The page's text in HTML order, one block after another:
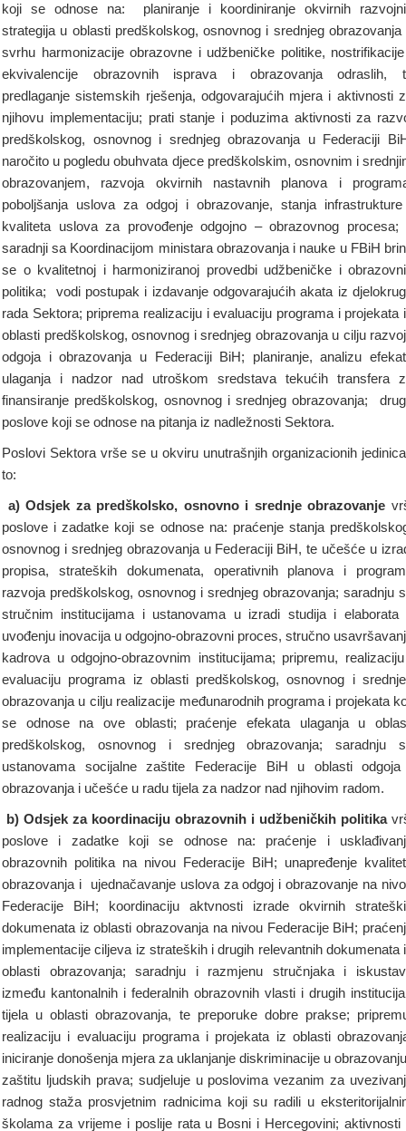
koji se odnose na: planiranje i koordiniranje okvirnih
strategija u oblasti predškolskog, osnovnog i srednjeg obrazovanja
svrhu harmonizacije obrazovne i udžbeničke politike,
ekvivalencije obrazovnih isprava i obrazovanja odraslih,
predlaganje sistemskih rješenja, odgovarajućih mjera i aktivnosti
njihovu implementaciju; prati stanje i poduzima aktivnosti za
predškolskog, osnovnog i srednjeg obrazovanja u Federaciji
naročito u pogledu obuhvata djece predškolskim, osnovnim i
obrazovanjem, razvoja okvirnih nastavnih planova i
poboljšanja uslova za odgoj i obrazovanje, stanja
kvaliteta uslova za provođenje odgojno – obrazovnog procesa;
saradnji sa Koordinacijom ministara obrazovanja i nauke u FBiH
se o kvalitetnoj i harmoniziranoj provedbi udžbeničke i
politika; vodi postupak i izdavanje odgovarajućih akata iz
rada Sektora; priprema realizaciju i evaluaciju programa i projekata
oblasti predškolskog, osnovnog i srednjeg obrazovanja u cilju
odgoja i obrazovanja u Federaciji BiH; planiranje, analizu
ulaganja i nadzor nad utroškom sredstava tekućih transfera
finansiranje predškolskog, osnovnog i srednjeg obrazovanja;
poslove koji se odnose na pitanja iz nadležnosti Sektora.
Poslovi Sektora vrše se u okviru unutrašnjih organizacionih
to:
a) Odsjek za predškolsko, osnovno i srednje obrazovanje
poslove i zadatke koji se odnose na: praćenje stanja
osnovnog i srednjeg obrazovanja u Federaciji BiH, te učešće u
propisa, strateških dokumenata, operativnih planova i
razvoja predškolskog, osnovnog i srednjeg obrazovanja; saradnju
stručnim institucijama i ustanovama u izradi studija i elaborata
uvođenju inovacija u odgojno-obrazovni proces, stručno
kadrova u odgojno-obrazovnim institucijama; pripremu,
evaluaciju programa iz oblasti predškolskog, osnovnog i
obrazovanja u cilju realizacije međunarodnih programa i projekata
se odnose na ove oblasti; praćenje efekata ulaganja u
predškolskog, osnovnog i srednjeg obrazovanja; saradnju
ustanovama socijalne zaštite Federacije BiH u oblasti
obrazovanja i učešće u radu tijela za nadzor nad njihovim radom.
b) Odsjek za koordinaciju obrazovnih i udžbeničkih politika
poslove i zadatke koji se odnose na: praćenje i
obrazovnih politika na nivou Federacije BiH; unapređenje
obrazovanja i ujednačavanje uslova za odgoj i obrazovanje na
Federacije BiH; koordinaciju aktvnosti izrade okvirnih
dokumenata iz oblasti obrazovanja na nivou Federacije BiH;
implementacije ciljeva iz strateških i drugih relevantnih dokumenata
oblasti obrazovanja; saradnju i razmjenu stručnjaka i
između kantonalnih i federalnih obrazovnih vlasti i drugih
tijela u oblasti obrazovanja, te preporuke dobre prakse;
realizaciju i evaluaciju programa i projekata iz oblasti
iniciranje donošenja mjera za uklanjanje diskriminacije u
zaštitu ljudskih prava; sudjeluje u poslovima vezanim za
radnog staža prosvjetnim radnicima koji su radili u
školama za vrijeme i poslije rata u Bosni i Hercegovini; aktivnosti